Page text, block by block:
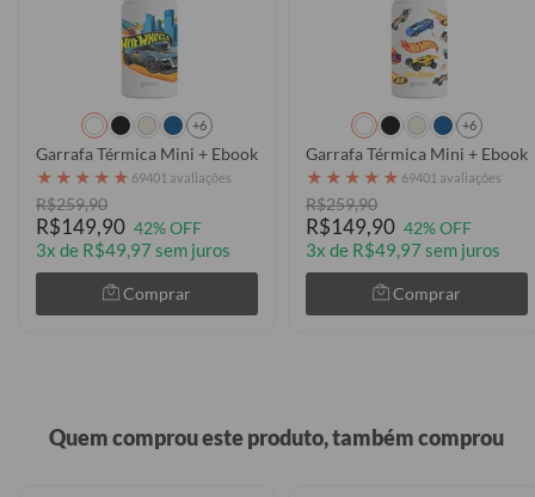
+6
Garrafa Térmica Mini + Ebook - Hot Wheels - Speed
★ ★ ★ ★ ★ 69401 avaliações
R$259,90
R$149,90 42% OFF
3x de R$49,97 sem juros
Comprar
+6
Garrafa Térmica Mini +
★ ★ ★ ★ ★ 69401 avaliações
R$259,90
R$149,90 42% OFF
3x de R$49,97 sem juros
Comprar
Quem comprou este produto, também comprou